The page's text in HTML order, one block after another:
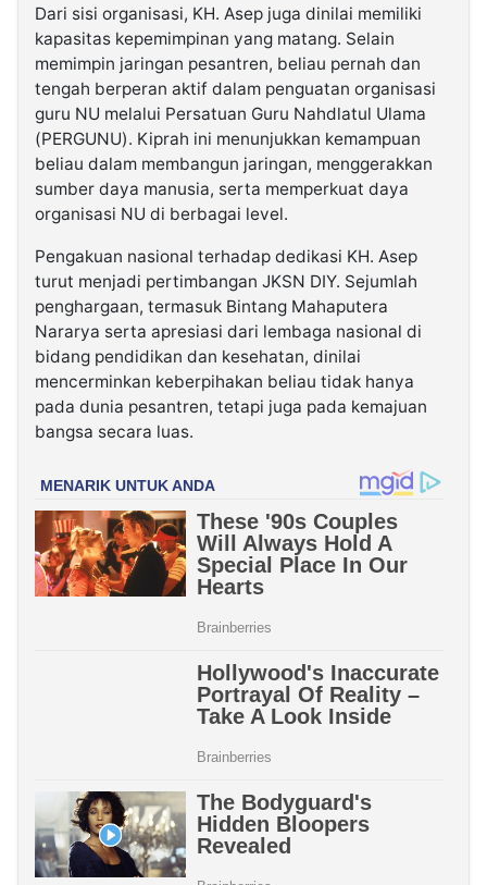
Dari sisi organisasi, KH. Asep juga dinilai memiliki
kapasitas kepemimpinan yang matang. Selain
memimpin jaringan pesantren, beliau pernah dan
tengah berperan aktif dalam penguatan organisasi
guru NU melalui Persatuan Guru Nahdlatul Ulama
(PERGUNU). Kiprah ini menunjukkan kemampuan
beliau dalam membangun jaringan, menggerakkan
sumber daya manusia, serta memperkuat daya
organisasi NU di berbagai level.
Pengakuan nasional terhadap dedikasi KH. Asep
turut menjadi pertimbangan JKSN DIY. Sejumlah
penghargaan, termasuk Bintang Mahaputera
Nararya serta apresiasi dari lembaga nasional di
bidang pendidikan dan kesehatan, dinilai
mencerminkan keberpihakan beliau tidak hanya
pada dunia pesantren, tetapi juga pada kemajuan
bangsa secara luas.